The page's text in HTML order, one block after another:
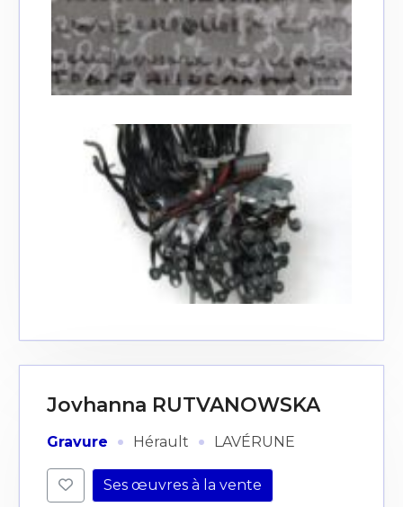
Jovhanna RUTVANOWSKA
Gravure · Hérault · LAVÉRUNE
Ses œuvres à la vente